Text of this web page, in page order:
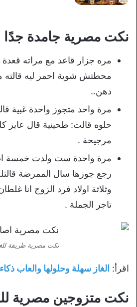
نكت مصرية جامدة جدًا
مره جزار قاعد مع مراته قعدة
محطتش شوية احمر ليه
دهن..
مرة واحد متجوز واحدة غبية
حلوه قالت: طحينية قال عايز
مرجيحة .
مرة واحدة ست ولدت خمسة
رجع جوزها سال الممرضة
وثلاثة اولاد فرد الزوج انا
تاجر الجملة .
نكت مصرية طريفة
اقرأ: الغاز سهلة وحلولها والعاب
نكت متزوجين مصرية